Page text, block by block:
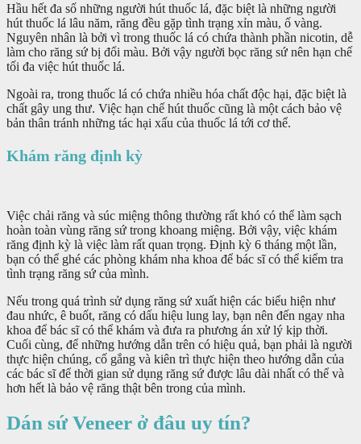
Hầu hết đa số những người hút thuốc lá, đặc biệt là những người
hút thuốc lá lâu năm, răng đều gặp tình trạng xỉn màu, ố vàng.
Nguyên nhân là bởi vì trong thuốc lá có chứa thành phần nicotin, dễ
làm cho răng sứ bị đổi màu. Bởi vậy người bọc răng sứ nên hạn chế
tối đa việc hút thuốc lá.
Ngoài ra, trong thuốc lá có chứa nhiều hóa chất độc hại, đặc biệt là
chất gây ung thư. Việc hạn chế hút thuốc cũng là một cách bảo vệ
bản thân tránh những tác hại xấu của thuốc lá tới cơ thể.
Khám răng định kỳ
Việc chải răng và súc miệng thông thường rất khó có thể làm sạch
hoàn toàn vùng răng sứ trong khoang miệng. Bởi vậy, việc khám
răng định kỳ là việc làm rất quan trọng. Định kỳ 6 tháng một lần,
bạn có thể ghé các phòng khám nha khoa để bác sĩ có thể kiểm tra
tình trạng răng sứ của mình.
Nếu trong quá trình sử dụng răng sứ xuất hiện các biểu hiện như
đau nhức, ê buốt, răng có dấu hiệu lung lay, bạn nên đến ngay nha
khoa để bác sĩ có thể khám và đưa ra phương án xử lý kịp thời.
Cuối cùng, để những hướng dẫn trên có hiệu quả, bạn phải là người
thực hiện chúng, cố gắng và kiên trì thực hiện theo hướng dẫn của
các bác sĩ để thời gian sử dụng răng sứ được lâu dài nhất có thể và
hơn hết là bảo vệ răng thật bên trong của mình.
Dán sứ Veneer ở đâu uy tín?